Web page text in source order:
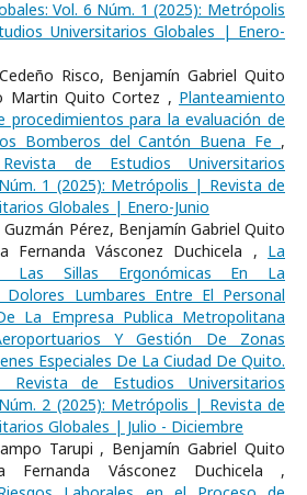
Vol. 6 Núm. 1 (2025): Metrópolis
Universitarios Globales | Enero-
Risco, Benjamín Gabriel Quito
Martin Quito Cortez , Planteamiento
procedimientos para la evaluación de
Bomberos del Cantón Buena Fe ,
de Estudios Universitarios
1 (2025): Metrópolis | Revista de
Globales | Enero-Junio
Pérez, Benjamín Gabriel Quito
Fernanda Vásconez Duchicela , La
Las Sillas Ergonómicas En La
Dolores Lumbares Entre El Personal
La Empresa Publica Metropolitana
Y Gestión De Zonas
Especiales De La Ciudad De Quito.
de Estudios Universitarios
2 (2025): Metrópolis | Revista de
Globales | Julio - Diciembre
Tarupi , Benjamín Gabriel Quito
Fernanda Vásconez Duchicela ,